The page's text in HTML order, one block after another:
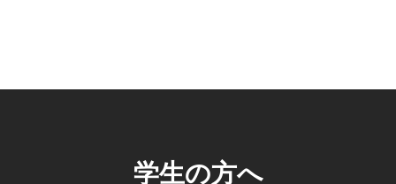
学生の方へ